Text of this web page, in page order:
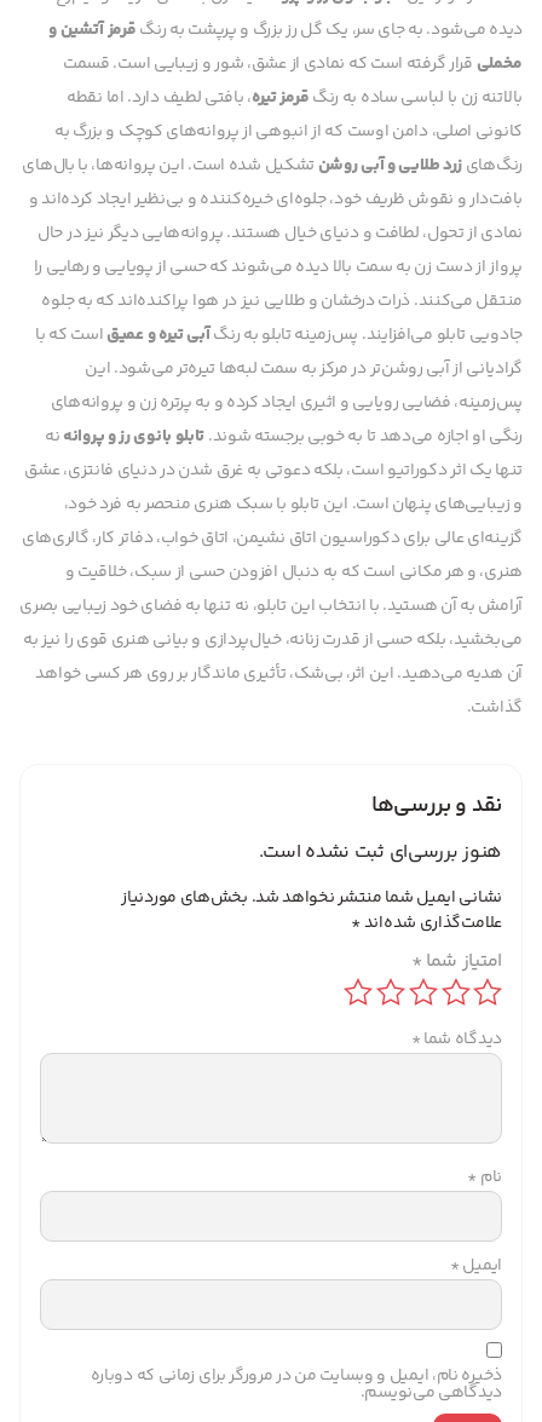
دیده می‌شود. به جای سر، یک گل رز بزرگ و پرپشت به رنگقرمز آتشین و
مخملی قرار گرفته است که نمادی از عشق، شور و زیبایی است. قسمت
بالاتنه زن با لباسی ساده به رنگقرمز تیره، بافتی لطیف دارد. اما نقطه
کانونی اصلی، دامن اوست که از انبوهی از پروانه‌های کوچک و بزرگ به
رنگ‌هایزرد طلایی و آبی روشن تشکیل شده است. این پروانه‌ها، با بال‌های
بافت‌دار و نقوش ظریف خود، جلوه‌ای خیره‌کننده و بی‌نظیر ایجاد کرده‌اند و
نمادی از تحول، لطافت و دنیای خیال هستند. پروانه‌هایی دیگر نیز در حال
پرواز از دست زن به سمت بالا دیده می‌شوند که حسی از پویایی و رهایی را
منتقل می‌کنند. ذرات درخشان و طلایی نیز در هوا پراکنده‌اند که به جلوه
جادویی تابلو می‌افزایند. پس‌زمینه تابلو به رنگآبی تیره و عمیقاست که با
گرادیانی از آبی روشن‌تر در مرکز به سمت لبه‌ها تیره‌تر می‌شود. این
پس‌زمینه، فضایی رویایی و اثیری ایجاد کرده و به پرتره زن و پروانه‌های
رنگی او اجازه می‌دهد تا به خوبی برجسته شوند.تابلو بانوی رز و پروانهنه
تنها یک اثر دکوراتیو است، بلکه دعوتی به غرق شدن در دنیای فانتزی، عشق
و زیبایی‌های پنهان است. این تابلو با سبک هنری منحصر به فرد خود،
گزینه‌ای عالی برای دکوراسیون اتاق نشیمن، اتاق خواب، دفاتر کار، گالری‌های
هنری، و هر مکانی است که به دنبال افزودن حسی از سبک، خلاقیت و
آرامش به آن هستید. با انتخاب این تابلو، نه تنها به فضای خود زیبایی بصری
می‌بخشید، بلکه حسی از قدرت زنانه، خیال‌پردازی و بیانی هنری قوی را نیز به
آن هدیه می‌دهید. این اثر، بی‌شک، تأثیری ماندگار بر روی هر کسی خواهد
گذاشت.
نقد و بررسی‌ها
هنوز بررسی‌ای ثبت نشده است.
نشانی ایمیل شما منتشر نخواهد شد. بخش‌های موردنیاز
علامت‌گذاری شده‌اند*
امتیاز شما *
دیدگاه شما*
نام *
ایمیل*
ذخیره نام، ایمیل و وبسایت من در مرورگر برای زمانی که دوباره
دیدگاهی می‌نویسم.